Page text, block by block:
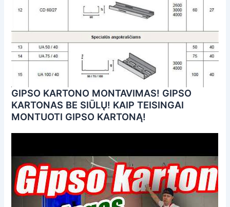
GIPSO KARTONO MONTAVIMAS! GIPSO
KARTONAS BE SIŪLŲ! KAIP TEISINGAI
MONTUOTI GIPSO KARTONĄ!